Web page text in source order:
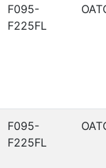
F095-
F225FL
F095-
F225FL